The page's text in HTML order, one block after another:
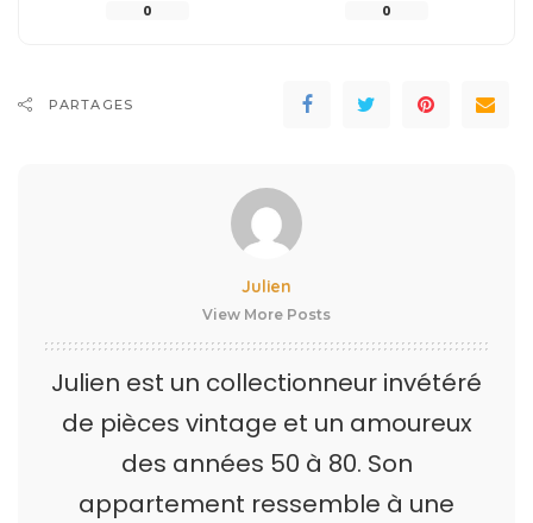
0 0
PARTAGES
Julien
View More Posts
Julien est un collectionneur invétéré
de pièces vintage et un amoureux
des années 50 à 80. Son
appartement ressemble à une